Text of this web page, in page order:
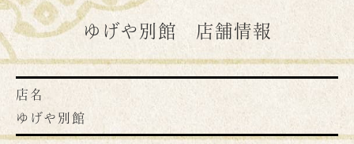
ゆげや別館 店舗情報
店名
ゆげや別館